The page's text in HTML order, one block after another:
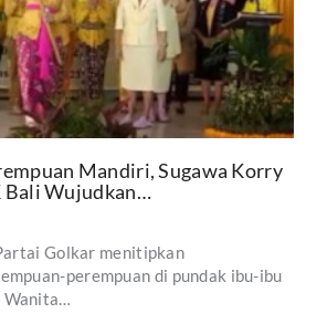
Mandiri, Sugawa Korry
Bali Wujudkan…
Golkar menitipkan
perempuan di pundak ibu-ibu
Wanita…